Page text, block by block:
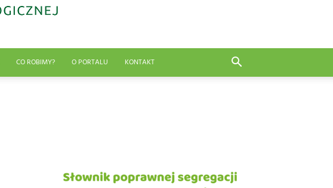
CO ROBIMY? O PORTALU KONTAKT